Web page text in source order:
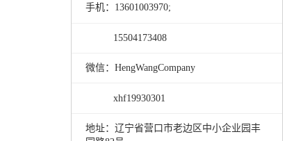
手机：13601003970;
15504173408
微信：HengWangCompany
xhf19930301
地址：辽宁省营口市老边区中小企业园丰